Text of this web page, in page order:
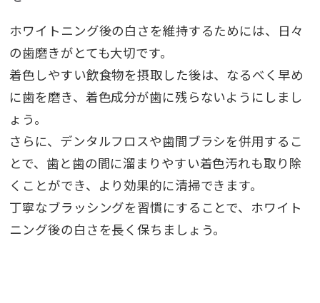
ホワイトニング後の白さを維持するためには、日々
の歯磨きがとても大切です。
着色しやすい飲食物を摂取した後は、なるべく早め
に歯を磨き、着色成分が歯に残らないようにしまし
ょう。
さらに、デンタルフロスや歯間ブラシを併用するこ
とで、歯と歯の間に溜まりやすい着色汚れも取り除
くことができ、より効果的に清掃できます。
丁寧なブラッシングを習慣にすることで、ホワイト
ニング後の白さを長く保ちましょう。